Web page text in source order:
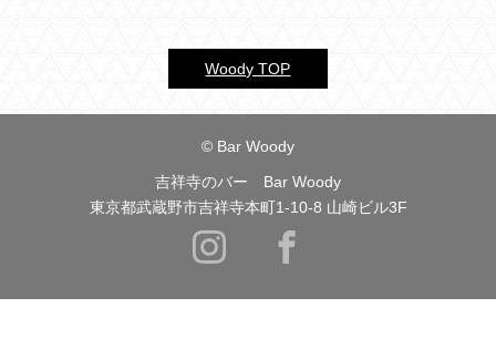
Woody TOP
© Bar Woody
吉祥寺のバー Bar Woody
東京都武蔵野市吉祥寺本町1-10-8 山崎ビル3F